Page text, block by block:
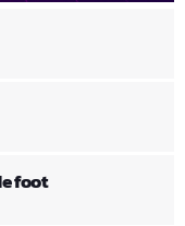
foot